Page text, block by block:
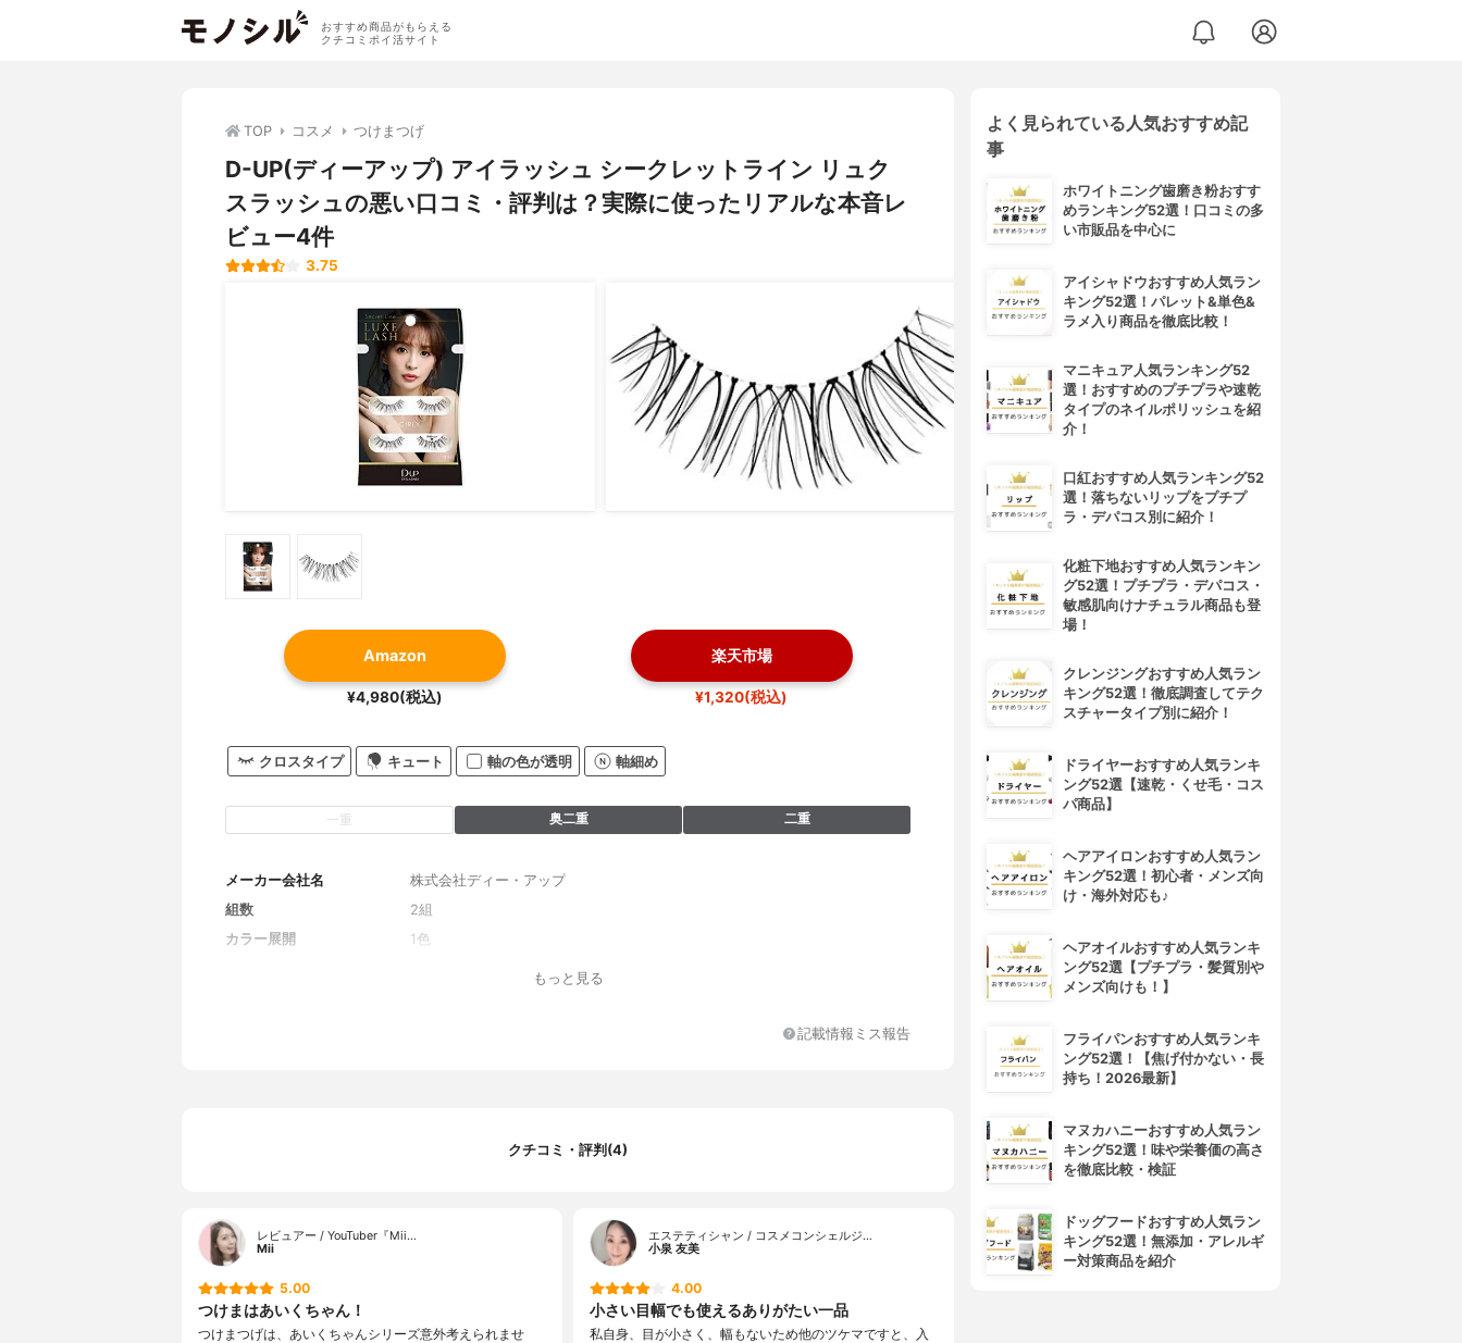
おすすめ商品がもらえる
クチコミポイ活サイト
TOP コスメ つけまつげ
D-UP(ディーアップ) アイラッシュ シークレットライン リュク
スラッシュの悪い口コミ・評判は？実際に使ったリアルな本音レ
ビュー4件
3.75
Amazon
¥4,980(税込)
楽天市場
¥1,320(税込)
クロスタイプ キュート 軸の色が透明 軸細め
一重 奥二重 二重
メーカー会社名
株式会社ディー・アップ
組数
2組
カラー展開
1色
もっと見る
記載情報ミス報告
クチコミ・評判(4)
レビュアー / YouTuber『Mii…
Mii
5.00
つけまはあいくちゃん！
つけまつげは、あいくちゃんシリーズ意外考えられませ
エステティシャン / コスメコンシェルジ…
小泉 友美
4.00
小さい目幅でも使えるありがたい一品
私自身、目が小さく、幅もないため他のツケマですと、入
よく見られている人気おすすめ記
事
ホワイトニング歯磨き粉おすす
めランキング52選！口コミの多
い市販品を中心に
アイシャドウおすすめ人気ラン
キング52選！パレット&単色&
ラメ入り商品を徹底比較！
マニキュア人気ランキング52
選！おすすめのプチプラや速乾
タイプのネイルポリッシュを紹
介！
口紅おすすめ人気ランキング52
選！落ちないリップをプチプ
ラ・デパコス別に紹介！
化粧下地おすすめ人気ランキン
グ52選！プチプラ・デパコス・
敏感肌向けナチュラル商品も登
場！
クレンジングおすすめ人気ラン
キング52選！徹底調査してテク
スチャータイプ別に紹介！
ドライヤーおすすめ人気ランキ
ング52選【速乾・くせ毛・コス
パ商品】
ヘアアイロンおすすめ人気ラン
キング52選！初心者・メンズ向
け・海外対応も♪
ヘアオイルおすすめ人気ランキ
ング52選【プチプラ・髪質別や
メンズ向けも！】
フライパンおすすめ人気ランキ
ング52選！【焦げ付かない・長
持ち！2026最新】
マヌカハニーおすすめ人気ラン
キング52選！味や栄養価の高さ
を徹底比較・検証
ドッグフードおすすめ人気ラン
キング52選！無添加・アレルギ
ー対策商品を紹介